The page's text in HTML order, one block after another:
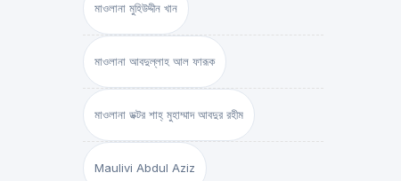
মাওলানা মুহিউদ্দীন খান
মাওলানা আবদুল্লাহ আল ফারূক
মাওলানা ডক্টর শাহ্‌ মুহাম্মাদ আবদুর রহীম
Maulivi Abdul Aziz